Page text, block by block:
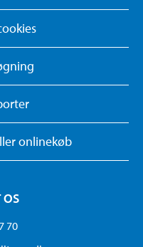
onlinekøb
OS
70